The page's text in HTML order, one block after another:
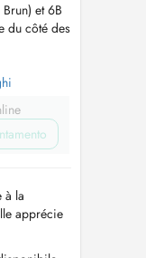
et 6B
du côté des
à la
apprécie
de